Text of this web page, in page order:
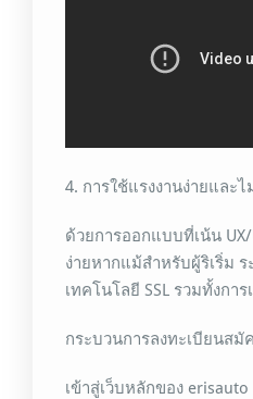
4. การใช้แรงงานง่ายและ
ด้วยการออกแบบที่เน้น
ง่ายหากแม้สำหรับผู้ริเริ่ม
เทคโนโลยี SSL รวมทั้งกา
กระบวนการลงทะเบียนส
เข้าสู่เว็บหลักของ erisauto